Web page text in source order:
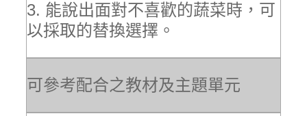
3. 能說出面對不喜歡的蔬菜時，可
以採取的替換選擇。
可參考配合之教材及主題單元